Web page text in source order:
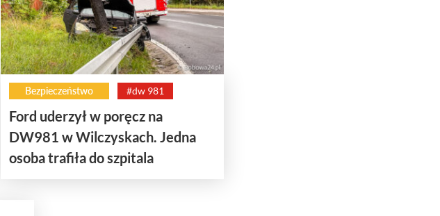
Bezpieczeństwo #dw 981
Ford uderzył w poręcz na
DW981 w Wilczyskach. Jedna
osoba trafiła do szpitala